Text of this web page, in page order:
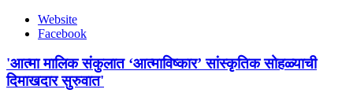
Website
Facebook
'आत्मा मालिक संकुलात ‘आत्माविष्कार’ सांस्कृतिक सोहळ्याची
दिमाखदार सुरुवात'